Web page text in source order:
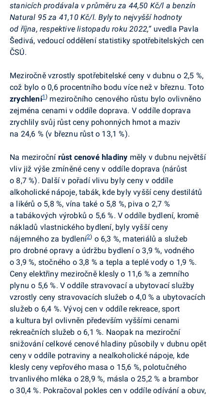
stanicích prodávala v průměru za 44,50 Kč/l a benzín
Natural 95 za 41,10 Kč/l. Byly to nejvyšší hodnoty
od října, respektive listopadu roku 2022,“ uvedla Pavla
Šedivá, vedoucí oddělení statistiky spotřebitelských cen
ČSÚ.
Meziročně vzrostly spotřebitelské ceny v dubnu o 2,5 %,
což bylo o 0,6 procentního bodu více než v březnu. Toto
zrychlení1) meziročního cenového růstu bylo ovlivněno
zejména cenami v oddíle doprava. V oddíle doprava
zrychlily svůj růst ceny pohonných hmot a maziv
na 24,6 % (v březnu růst o 13,1 %).
Na meziroční růst cenové hladiny měly v dubnu největší
vliv již výše zmíněné ceny v oddíle doprava (nárůst
o 8,7 %). Další v pořadí vlivu byly ceny v oddíle
alkoholické nápoje, tabák, kde byly vyšší ceny destilátů
a likérů o 5,8 %, vína také o 5,8 %, piva o 2,7 %
a tabákových výrobků o 5,6 %. V oddíle bydlení, kromě
nákladů vlastnického bydlení, byly vyšší ceny
nájemného za bydlení2) o 6,3 %, materiálů a služeb
pro drobné opravy a údržbu bydlení o 3,9 %, vodného
o 3,9 %, stočného o 3,8 % a tepla a teplé vody o 1,9 %.
Ceny elektřiny meziročně klesly o 11,6 % a zemního
plynu o 5,6 %. V oddíle stravovací a ubytovací služby
vzrostly ceny stravovacích služeb o 4,0 % a ubytovacích
služeb o 6,4 %. Vývoj cen v oddíle rekreace, sport
a kultura byl ovlivněn především vyššími cenami
rekreačních služeb o 6,1 %. Naopak na meziroční
snižovánícelkové cenové hladiny působily v dubnu opět
ceny v oddíle potraviny a nealkoholické nápoje, kde
klesly ceny vepřového masa o 15,6 %, polotučného
trvanlivého mléka o 28,9 %, másla o 25,2 % a brambor
o 30,4 %. Pokračoval pokles cen v oddíle odívání a obuv,